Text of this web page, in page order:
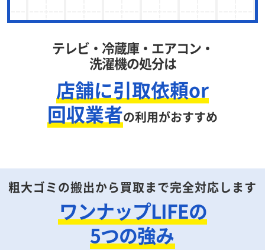
テレビ・冷蔵庫・エアコン・
洗濯機の処分は
店舗に引取依頼or
回収業者の利用がおすすめ
粗大ゴミの搬出から買取まで完全対応します
ワンナップLIFEの
5つの強み